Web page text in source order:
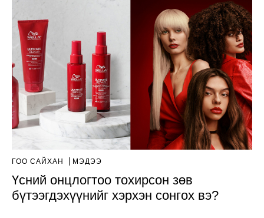
ГОО САЙХАН МЭДЭЭ
Үсний онцлогтоо тохирсон зөв
бүтээгдэхүүнийг хэрхэн сонгох вэ?